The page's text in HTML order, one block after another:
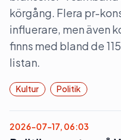
körgång. Flera pr-
influerare, men även
finns med bland de
listan.
Kultur Politik
2026-07-17, 06:03